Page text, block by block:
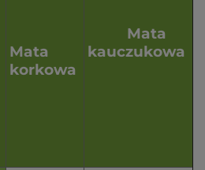
Mata
korkowa
Mata
kauczukowa